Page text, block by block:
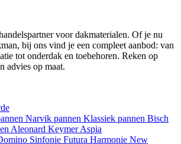
voor dakmaterialen. Of je nu
bij ons vind je een compleet aanbod: van
tot onderdak en toebehoren. Reken op
advies op maat.
Narvik pannen Klassiek pannen Bisch
Aleonard KeymerAspia
Sinfonie Futura Harmonie New